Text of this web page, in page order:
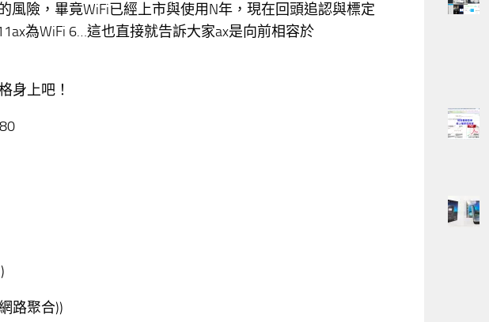
風險，畢竟WiFi已經上市與使用N年，現在回頭追認與標定
為WiFi 6…這也直接就告訴大家ax是向前相容於
身上吧！
路聚合))